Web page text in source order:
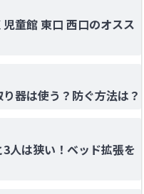
童館 東口 西口のオスス
器は使う？防ぐ方法は？
人は狭い！ベッド拡張を